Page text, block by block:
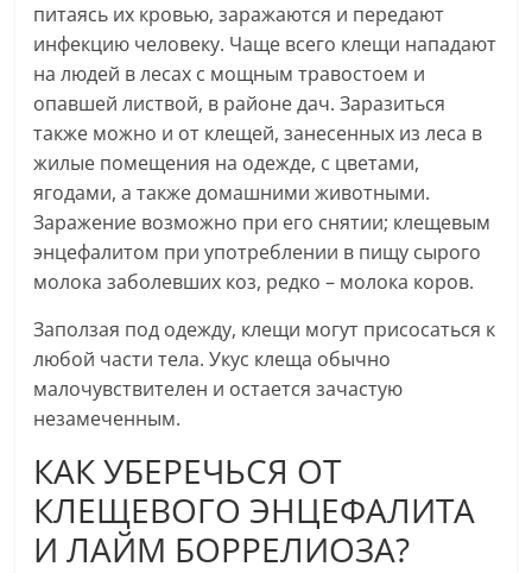
питаясь их кровью, заражаются и передают
инфекцию человеку. Чаще всего клещи нападают
на людей в лесах с мощным травостоем и
опавшей листвой, в районе дач. Заразиться
также можно и от клещей, занесенных из леса в
жилые помещения на одежде, с цветами,
ягодами, а также домашними животными.
Заражение возможно при его снятии; клещевым
энцефалитом при употреблении в пищу сырого
молока заболевших коз, редко – молока коров.
Заползая под одежду, клещи могут присосаться к
любой части тела. Укус клеща обычно
малочувствителен и остается зачастую
незамеченным.
КАК УБЕРЕЧЬСЯ ОТ
КЛЕЩЕВОГО ЭНЦЕФАЛИТА
И ЛАЙМ БОРРЕЛИОЗА?